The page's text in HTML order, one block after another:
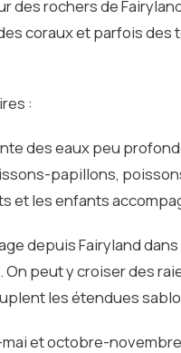
des rochers de
coraux et parfois
:
des eaux peu
papillons,
et les enfants
depuis Fairyland
peut y croiser des
les étendues
et octobre-